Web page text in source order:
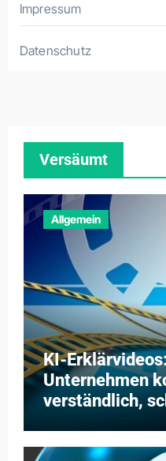
Impressum
Datenschutz
Versäumt
Allgemein
KI-
Unternehmen
verständlich,